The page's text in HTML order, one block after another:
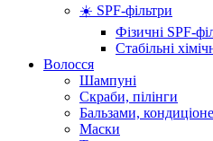
☀️ SPF-фільтри
Фізичні SPF-
Стабільні
Волосся
Шампуні
Скраби, пілінги
Бальзами,
Маски